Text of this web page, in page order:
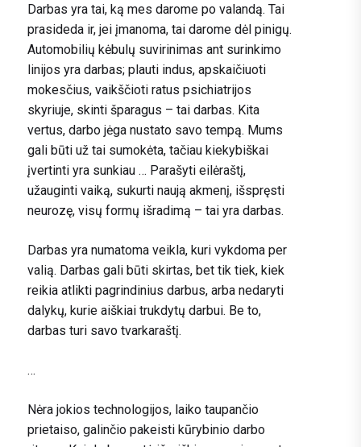
Darbas yra tai, ką mes darome po valandą. Tai
prasideda ir, jei įmanoma, tai darome dėl pinigų.
Automobilių kėbulų suvirinimas ant surinkimo
linijos yra darbas; plauti indus, apskaičiuoti
mokesčius, vaikščioti ratus psichiatrijos
skyriuje, skinti šparagus – tai darbas. Kita
vertus, darbo jėga nustato savo tempą. Mums
gali būti už tai sumokėta, tačiau kiekybiškai
įvertinti yra sunkiau … Parašyti eilėraštį,
užauginti vaiką, sukurti naują akmenį, išspręsti
neurozę, visų formų išradimą – tai yra darbas.
Darbas yra numatoma veikla, kuri vykdoma per
valią. Darbas gali būti skirtas, bet tik tiek, kiek
reikia atlikti pagrindinius darbus, arba nedaryti
dalykų, kurie aiškiai trukdytų darbui. Be to,
darbas turi savo tvarkaraštį.
…
Nėra jokios technologijos, laiko taupančio
prietaiso, galinčio pakeisti kūrybinio darbo